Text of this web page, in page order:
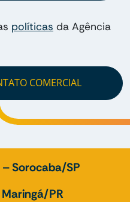
políticas da Agência
COMERCIAL
Sorocaba/SP
PR